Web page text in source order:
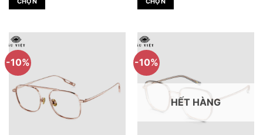
phẩm
phẩm
2.322.000 ₫.
này
có
nhiều
biến
thể.
Các
này
có
nhiều
biến
thể.
-10% -10%
HẾT HÀNG